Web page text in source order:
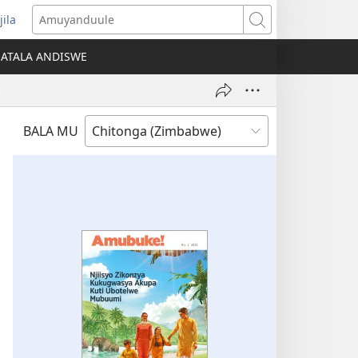
Amuyanduule
ATALA ANDISWE
BALA MU